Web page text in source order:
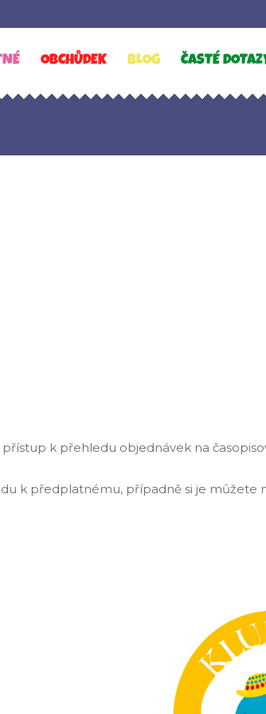
OBCHŮDEK BLOG ČASTÉ
k přehledu objednávek na
k předplatnému, případně si je můžete